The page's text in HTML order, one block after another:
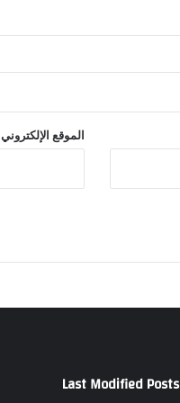
الموقع الإلكتروني
Last Modified Posts